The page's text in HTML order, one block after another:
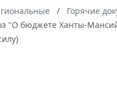
Горячие
"О бюджете Ханты-